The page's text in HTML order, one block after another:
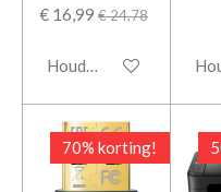
€ 16,99 € 24,78
Houd mij op de hoogte
70% korting!